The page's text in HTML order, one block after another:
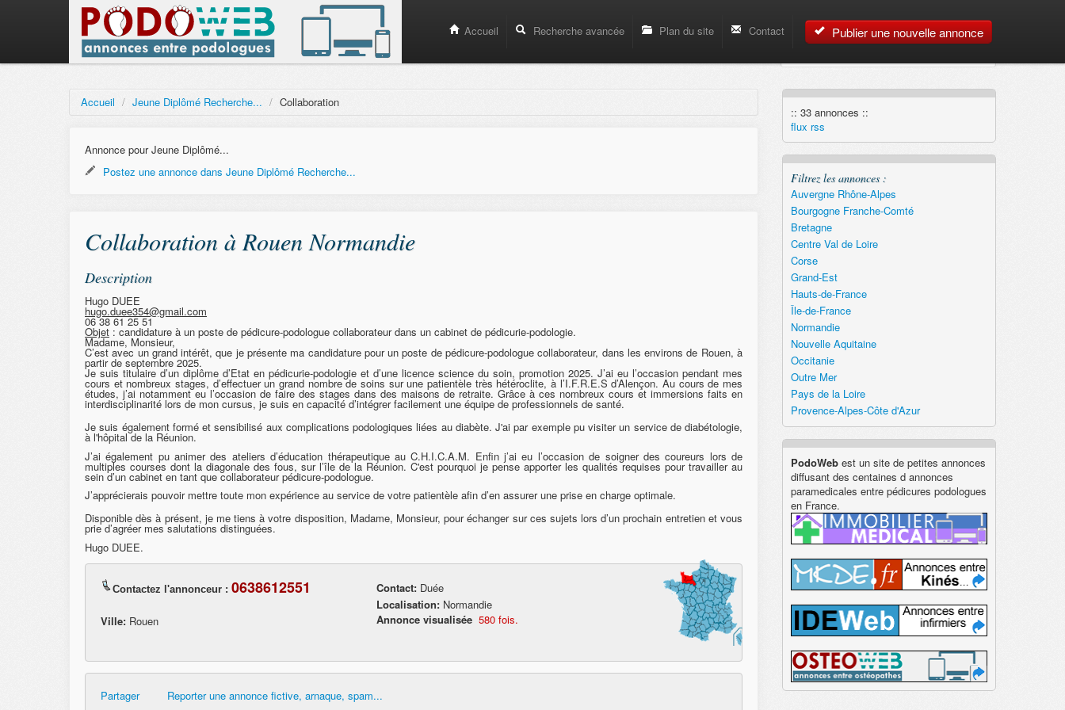
Publier une nouvelle annonce
Accueil Recherche avancée Plan du site Contact
Accueil / Jeune Diplômé Recherche... / Collaboration
Annonce pour Jeune Diplômé...
Postez une annonce dans Jeune Diplômé Recherche...
Collaboration à Rouen Normandie
Description
Hugo DUEE
hugo.duee354@gmail.com
06 38 61 25 51
Objet : candidature à un poste de pédicure-podologue collaborateur dans un cabinet de pédicurie-podologie.
Madame, Monsieur,
C’est avec un grand intérêt, que je présente ma candidature pour un poste de pédicure-podologue collaborateur, dans les environs de Rouen, à
partir de septembre 2025.
Je suis titulaire d’un diplôme d’Etat en pédicurie-podologie et d’une licence science du soin, promotion 2025. J’ai eu l’occasion pendant mes
cours et nombreux stages, d’effectuer un grand nombre de soins sur une patientèle très hétéroclite, à l’I.F.R.E.S d’Alençon. Au cours de mes
études, j’ai notamment eu l’occasion de faire des stages dans des maisons de retraite. Grâce à ces nombreux cours et immersions faits en
interdisciplinarité lors de mon cursus, je suis en capacité d’intégrer facilement une équipe de professionnels de santé.
Je suis également formé et sensibilisé aux complications podologiques liées au diabète. J'ai par exemple pu visiter un service de diabétologie,
à l'hôpital de la Réunion.
J’ai également pu animer des ateliers d’éducation thérapeutique au C.H.I.C.A.M. Enfin j’ai eu l’occasion de soigner des coureurs lors de
multiples courses dont la diagonale des fous, sur l’île de la Réunion. C'est pourquoi je pense apporter les qualités requises pour travailler au
sein d’un cabinet en tant que collaborateur pédicure-podologue.
J’apprécierais pouvoir mettre toute mon expérience au service de votre patientèle afin d’en assurer une prise en charge optimale.
Disponible dès à présent, je me tiens à votre disposition, Madame, Monsieur, pour échanger sur ces sujets lors d’un prochain entretien et vous
prie d’agréer mes salutations distinguées.
Hugo DUEE.
Contactez l'annonceur : 0638612551 Contact:Duée
Localisation:Normandie
Ville: Rouen Annonce visualisée 580 fois.
Partager Reporter une annonce fictive, arnaque, spam...
:: 33 annonces ::
flux rss
Filtrez les annonces :
Auvergne Rhône-Alpes
Bourgogne Franche-Comté
Bretagne
Centre Val de Loire
Corse
Grand-Est
Hauts-de-France
Île-de-France
Normandie
Nouvelle Aquitaine
Occitanie
Outre Mer
Pays de la Loire
Provence-Alpes-Côte d'Azur
PodoWeb est un site de petites annonces
diffusant des centaines d annonces
paramedicales entre pédicures podologues
en France.